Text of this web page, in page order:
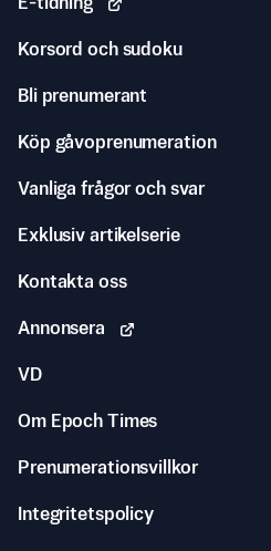
Korsord och sudoku
Bli prenumerant
Köp gåvoprenumeration
Vanliga frågor och svar
Exklusiv artikelserie
Kontakta oss
Annonsera
VD
Om Epoch Times
Prenumerationsvillkor
Integritetspolicy